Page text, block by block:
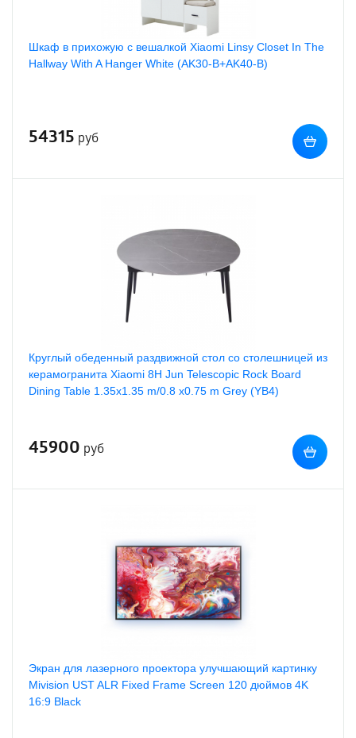
Шкаф в прихожую с вешалкой Xiaomi Linsy Closet In The
Hallway With A Hanger White (AK30-B+AK40-B)
54315 руб
Круглый обеденный раздвижной стол со столешницей из
керамогранита Xiaomi 8H Jun Telescopic Rock Board
Dining Table 1.35х1.35 m/0.8 х0.75 m Grey (YB4)
45900 руб
Экран для лазерного проектора улучшающий картинку
Mivision UST ALR Fixed Frame Screen 120 дюймов 4K
16:9 Black